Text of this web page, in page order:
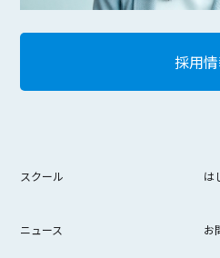
採用
スクール は
ニュース お